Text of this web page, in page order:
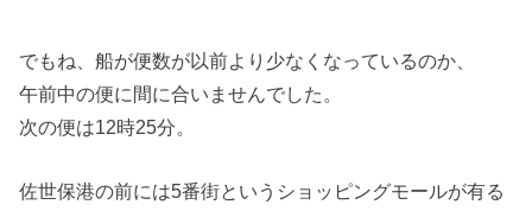
でもね、船が便数が以前より少なくなっているのか、
午前中の便に間に合いませんでした。
次の便は12時25分。
佐世保港の前には5番街というショッピングモールが有る